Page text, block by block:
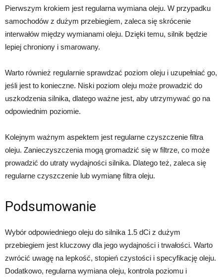
Pierwszym krokiem jest regularna wymiana oleju. W przypadku
samochodów z dużym przebiegiem, zaleca się skrócenie
interwałów między wymianami oleju. Dzięki temu, silnik będzie
lepiej chroniony i smarowany.
Warto również regularnie sprawdzać poziom oleju i uzupełniać go,
jeśli jest to konieczne. Niski poziom oleju może prowadzić do
uszkodzenia silnika, dlatego ważne jest, aby utrzymywać go na
odpowiednim poziomie.
Kolejnym ważnym aspektem jest regularne czyszczenie filtra
oleju. Zanieczyszczenia mogą gromadzić się w filtrze, co może
prowadzić do utraty wydajności silnika. Dlatego też, zaleca się
regularne czyszczenie lub wymianę filtra oleju.
Podsumowanie
Wybór odpowiedniego oleju do silnika 1.5 dCi z dużym
przebiegiem jest kluczowy dla jego wydajności i trwałości. Warto
zwrócić uwagę na lepkość, stopień czystości i specyfikację oleju.
Dodatkowo, regularna wymiana oleju, kontrola poziomu i